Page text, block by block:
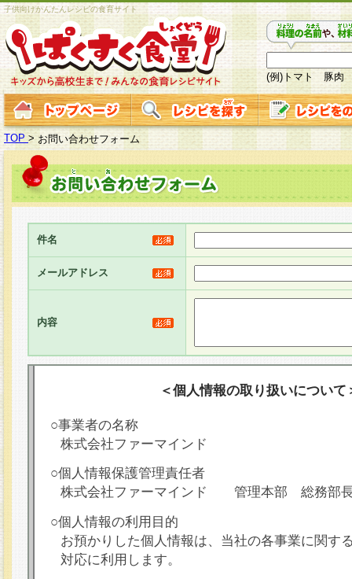
子供向けかんたんレシピの食育サイト
(例)トマト 豚肉
TOP > お問い合わせフォーム
件名
メールアドレス
内容
＜個人情報の取り扱いについて
○事業者の名称
株式会社ファーマインド
○個人情報保護管理責任者
株式会社ファーマインド 管理本部 総務部
○個人情報の利用目的
お預かりした個人情報は、当社の各事業に関す
対応に利用します。